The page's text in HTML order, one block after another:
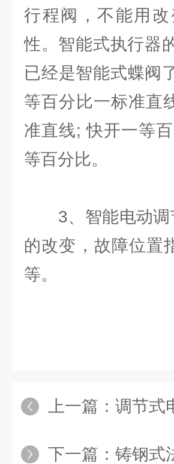
行程阀，不能用
性。智能式执行器
已经是智能式蝶阀
等百分比一标准直
准直线; 快开一等
等百分比。
3、智能电动调
的改变，故障位置
等。
上一篇： 调节式
下一篇： 铸钢式